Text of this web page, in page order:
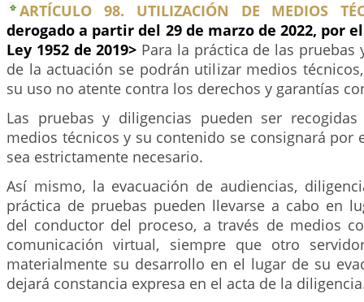
ARTÍCULO 98. UTILIZACIÓN DE MEDIOS
derogado a partir del 29 de marzo de 2022, por
Ley 1952 de 2019> Para la práctica de las pruebas
de la actuación se podrán utilizar medios
su uso no atente contra los derechos y garantías
Las pruebas y diligencias pueden ser
medios técnicos y su contenido se consignará por
sea estrictamente necesario.
Así mismo, la evacuación de audiencias,
práctica de pruebas pueden llevarse a cabo en
del conductor del proceso, a través de medios
comunicación virtual, siempre que otro
materialmente su desarrollo en el lugar de su
dejará constancia expresa en el acta de la